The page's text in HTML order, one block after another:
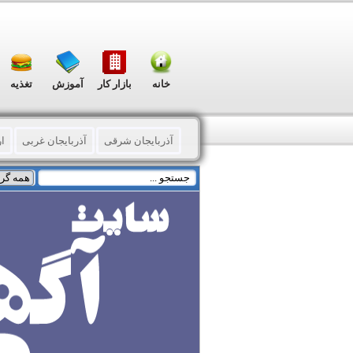
خانه بازار کار آموزش تغذیه
آذربایجان شرقی آذربایجان غربی
خراسان شمالی زنجان
هرمزگان همدان